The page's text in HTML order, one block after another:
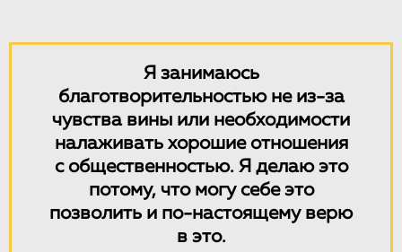
Я занимаюсь
благотворительностью не из-за
чувства вины или необходимости
налаживать хорошие отношения
с общественностью. Я делаю это
потому, что могу себе это
позволить и по-настоящему верю
в это.